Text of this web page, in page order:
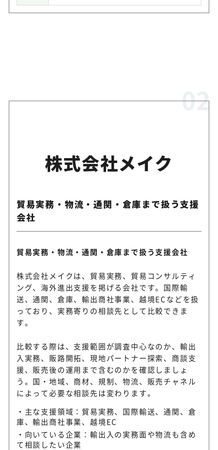
株式会社メイク
貿易実務・物流・通関・倉庫まで扱う支援
会社
貿易実務・物流・通関・倉庫まで扱う支援会社
株式会社メイクは、貿易実務、貿易コンサルティ
ング、海外進出支援を掲げる会社です。国際輸
送、通関、倉庫、輸出商社事業、越境ECなどを扱
っており、実務寄りの相談先として比較できま
す。
比較する際は、支援範囲が調査中心なのか、輸出
入実務、販路開拓、現地パートナー探索、商談支
援、販売後の運用まで含むのかを確認しましょ
う。国・地域、商材、規制、物流、販売チャネル
によって必要な相談先は変わります。
主な支援領域：貿易実務、国際輸送、通関、倉
庫、輸出商社事業、越境EC
向いている企業：輸出入の実務面や物流も含め
て相談したい企業